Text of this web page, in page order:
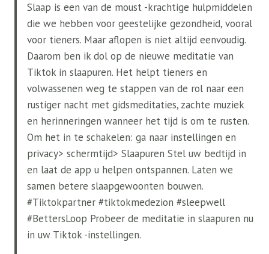
Slaap is een van de moust -krachtige hulpmiddelen
die we hebben voor geestelijke gezondheid, vooral
voor tieners. Maar aflopen is niet altijd eenvoudig.
Daarom ben ik dol op de nieuwe meditatie van
Tiktok in slaapuren. Het helpt tieners en
volwassenen weg te stappen van de rol naar een
rustiger nacht met gidsmeditaties, zachte muziek
en herinneringen wanneer het tijd is om te rusten.
Om het in te schakelen: ga naar instellingen en
privacy> schermtijd> Slaapuren Stel uw bedtijd in
en laat de app u helpen ontspannen. Laten we
samen betere slaapgewoonten bouwen.
#Tiktokpartner #tiktokmedezion #sleepwell
#BettersLoop Probeer de meditatie in slaapuren nu
in uw Tiktok -instellingen.